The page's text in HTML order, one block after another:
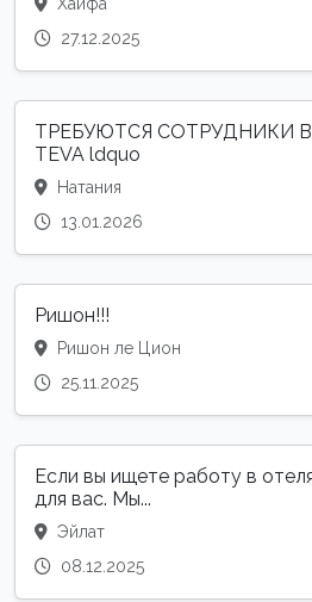
27.12.2025
ТРЕБУЮТСЯ СОТРУДНИКИ
TEVA ldquo
Натания
13.01.2026
Ришон!!!
Ришон ле Цион
25.11.2025
Если вы ищете работу в
для вас. Мы...
Эйлат
08.12.2025